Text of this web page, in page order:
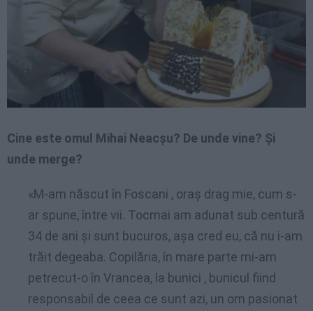
Cine este omul Mihai Neacşu? De unde vine? Şi
unde merge?
«M-am născut în Foscani , oraş drag mie, cum s-
ar spune, între vii. Tocmai am adunat sub centură
34 de ani şi sunt bucuros, aşa cred eu, că nu i-am
trăit degeaba. Copilăria, în mare parte mi-am
petrecut-o în Vrancea, la bunici , bunicul fiind
responsabil de ceea ce sunt azi, un om pasionat